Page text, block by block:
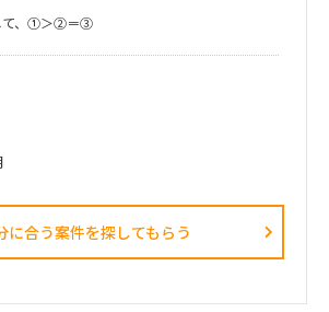
て、①＞②＝③
に合う案件を探してもらう​